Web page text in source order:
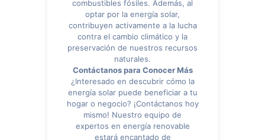
combustibles fósiles. Además, al
optar por la energía solar,
contribuyen activamente a la lucha
contra el cambio climático y la
preservación de nuestros recursos
naturales.
Contáctanos para Conocer Más
¿Interesado en descubrir cómo la
energía solar puede beneficiar a tu
hogar o negocio? ¡Contáctanos hoy
mismo! Nuestro equipo de
expertos en energía renovable
estará encantado de